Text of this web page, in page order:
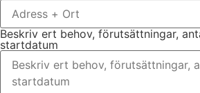
Beskriv ert behov, förutsättningar,
startdatum